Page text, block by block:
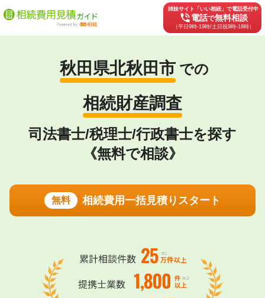
姉妹サイト「いい相続」で電話受付中
phone_in_talk電話で無料相談
（平日9時-19時/土日祝9時-18時）
秋田県北秋田市 での
相続財産調査
司法書士/税理士/行政書士を探す
《無料で相談》
無料 相続費用一括見積りスタート